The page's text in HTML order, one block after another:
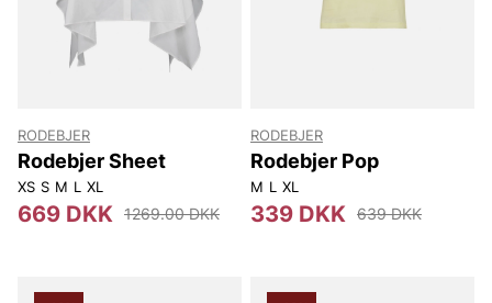
RODEBJER
Rodebjer Sheet
XS S M L XL
669 DKK 1269.00 DKK
RODEBJER
Rodebjer Pop
M L XL
339 DKK 639 DKK